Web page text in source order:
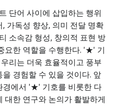
단어 사이에 삽입하는 행위
가독성 향상, 의미 전달 명확
소속감 형성, 창의적 표현 방
요한 역할을 수행한다. '★' 기
리는 더욱 효율적이고 풍부
경험할 수 있을 것이다. 앞
경에서 '★' 기호를 비롯한 다
대한 연구와 논의가 활발하게